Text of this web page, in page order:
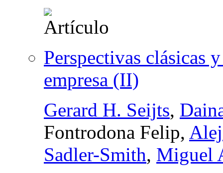
Perspectivas clásicas
empresa (II)
Gerard H. Seijts,
Fontrodona Felip,
Sadler-Smith, Miguel